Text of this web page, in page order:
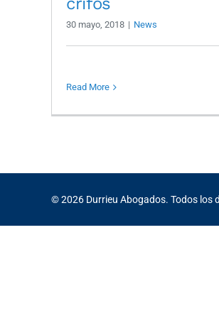
30 mayo, 2018 | News
Read More
©2026 Durrieu Abogados. Todos los